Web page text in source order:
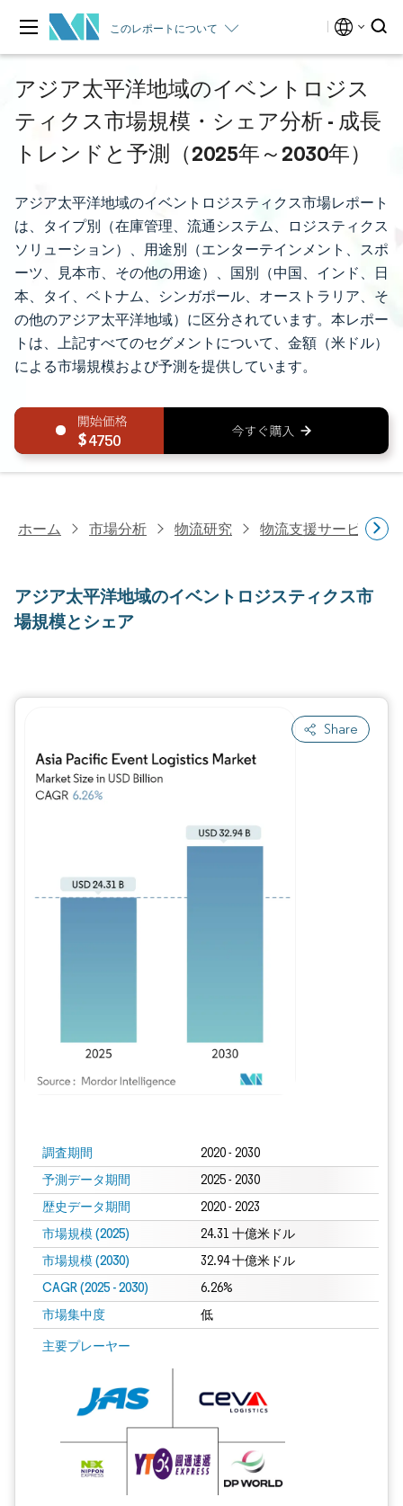
このレポートについて
アジア太平洋地域のイベントロジス
ティクス市場規模・シェア分析 - 成長
トレンドと予測（2025年～2030年）
アジア太平洋地域のイベントロジスティクス市場レポート
は、タイプ別（在庫管理、流通システム、ロジスティクス
ソリューション）、用途別（エンターテインメント、スポ
ーツ、見本市、その他の用途）、国別（中国、インド、日
本、タイ、ベトナム、シンガポール、オーストラリア、そ
の他のアジア太平洋地域）に区分されています。本レポー
トは、上記すべてのセグメントについて、金額（米ドル）
による市場規模および予測を提供しています。
4750
ホーム 市場分析 物流研究 物流支援サービス研究
アジア太平洋地域のイベントロジスティクス市
場規模とシェア
Share
調査期間 2020 - 2030
予測データ期間 2025 - 2030
歴史データ期間 2020 - 2023
市場規模 (2025) 24.31 十億米ドル
市場規模 (2030) 32.94 十億米ドル
CAGR (2025 - 2030) 6.26%
市場集中度 低
主要プレーヤー